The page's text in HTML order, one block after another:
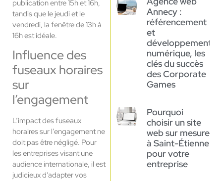
publication entre 15h et 16h,
tandis que le jeudi et le
vendredi, la fenêtre de 13h à
16h est idéale.
Influence des
fuseaux horaires
sur
l’engagement
L’impact des fuseaux
horaires sur l’engagement ne
doit pas être négligé. Pour
les entreprises visant une
audience internationale, il est
judicieux d’adapter vos
Annecy :
référencement
et
développement
numérique, les
clés du succès
des Corporate
Games
Pourquoi
choisir un site
web sur mesure
à Saint-Étienne
pour votre
entreprise